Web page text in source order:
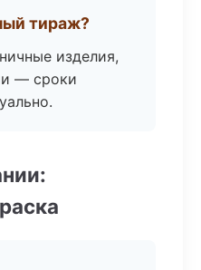
тираж?
изделия,
— сроки